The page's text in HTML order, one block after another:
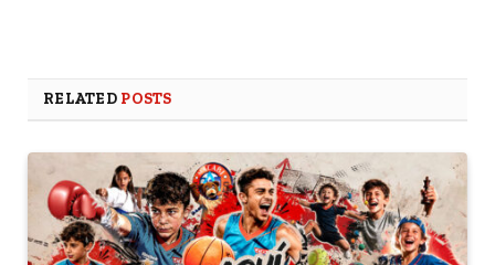
RELATED POSTS